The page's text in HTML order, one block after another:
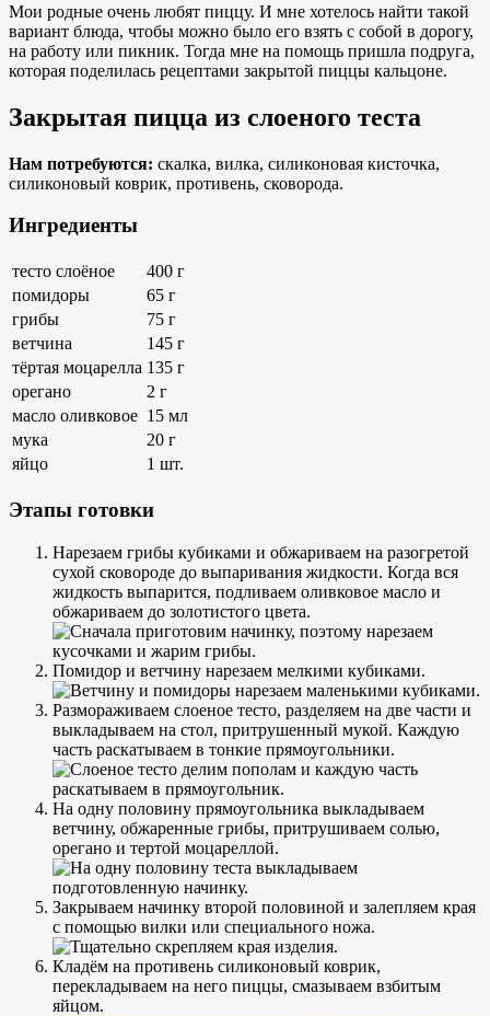
Мои родные очень любят пиццу. И мне хотелось найти такой
вариант блюда, чтобы можно было его взять с собой в дорогу,
на работу или пикник. Тогда мне на помощь пришла подруга,
которая поделилась рецептами закрытой пиццы кальцоне.
Закрытая пицца из слоеного теста
Нам потребуются: скалка, вилка, силиконовая кисточка,
силиконовый коврик, противень, сковорода.
Ингредиенты
тесто слоёное
400 г
помидоры
65 г
грибы
75 г
ветчина
145 г
тёртая моцарелла 135 г
орегано
2 г
масло оливковое 15 мл
мука
20 г
яйцо
1 шт.
Этапы готовки
Нарезаем грибы кубиками и обжариваем на разогретой
сухой сковороде до выпаривания жидкости. Когда вся
жидкость выпарится, подливаем оливковое масло и
обжариваем до золотистого цвета.
Помидор и ветчину нарезаем мелкими кубиками.
Размораживаем слоеное тесто, разделяем на две части и
выкладываем на стол, притрушенный мукой. Каждую
часть раскатываем в тонкие прямоугольники.
На одну половину прямоугольника выкладываем
ветчину, обжаренные грибы, притрушиваем солью,
орегано и тертой моцареллой.
Закрываем начинку второй половиной и залепляем края
с помощью вилки или специального ножа.
Кладём на противень силиконовый коврик,
перекладываем на него пиццы, смазываем взбитым
яйцом.